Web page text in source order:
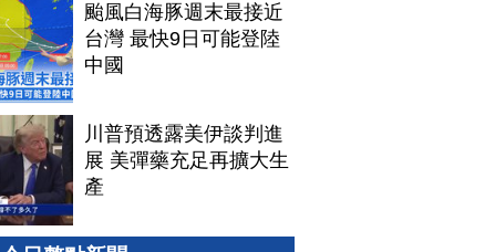
颱風白海豚週末最接近
台灣 最快9日可能登陸
中國
川普預透露美伊談判進
展 美彈藥充足再擴大生
產